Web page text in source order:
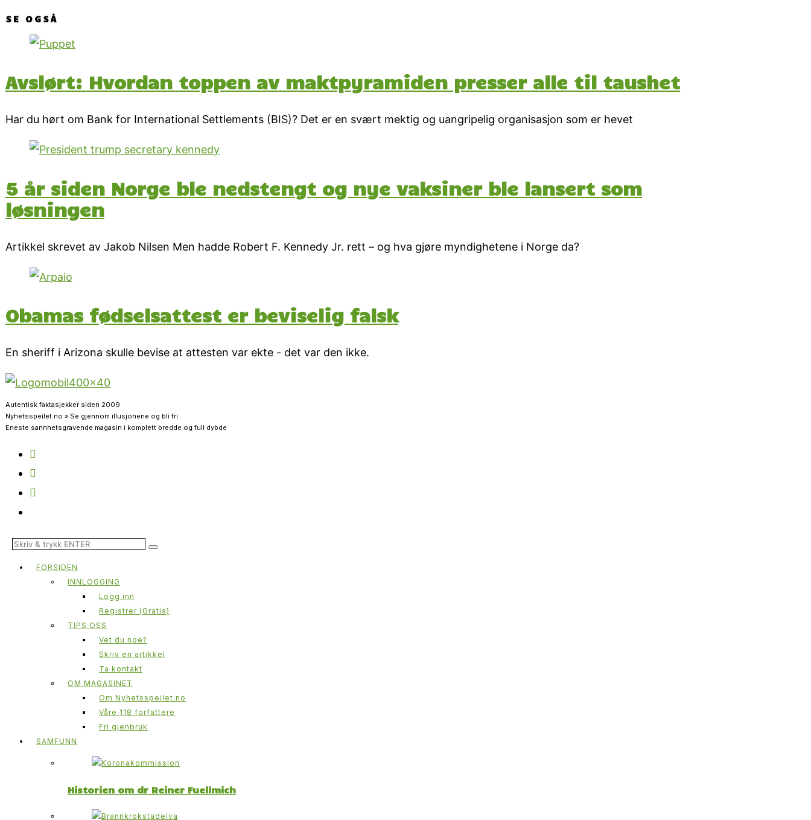
SE OGSÅ
Avslørt: Hvordan toppen av maktpyramiden presser alle til taushet
Har du hørt om Bank for International Settlements (BIS)? Det er en svært mektig og uangripelig organisasjon som er hevet
5 år siden Norge ble nedstengt og nye vaksiner ble lansert som
løsningen
Artikkel skrevet av Jakob Nilsen Men hadde Robert F. Kennedy Jr. rett – og hva gjøre myndighetene i Norge da?
Obamas fødselsattest er beviselig falsk
En sheriff i Arizona skulle bevise at attesten var ekte - det var den ikke.
Autentisk faktasjekker siden 2009
Nyhetsspeilet.no » Se gjennom illusjonene og bli fri
Eneste sannhetsgravende magasin i komplett bredde og full dybde
FORSIDEN
INNLOGGING
Logg inn
Registrer (Gratis)
TIPS OSS
Vet du noe?
Skriv en artikkel
Ta kontakt
OM MAGASINET
Om Nyhetsspeilet.no
Våre 118 forfattere
Fri gjenbruk
SAMFUNN
Historien om dr Reiner Fuellmich